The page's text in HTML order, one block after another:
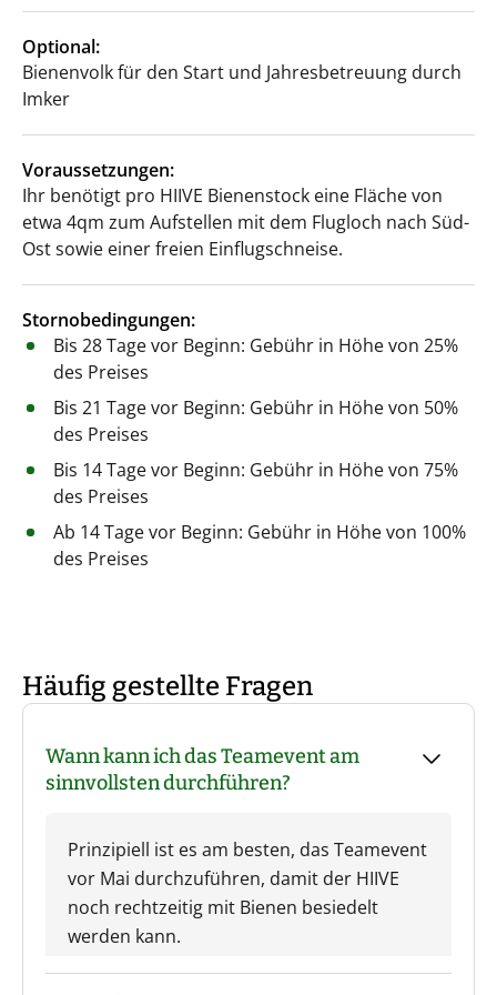
Optional:
Bienenvolk für den Start und Jahresbetreuung durch
Imker
Voraussetzungen:
Ihr benötigt pro HIIVE Bienenstock eine Fläche von
etwa 4qm zum Aufstellen mit dem Flugloch nach Süd-
Ost sowie einer freien Einflugschneise.
Stornobedingungen:
Bis 28 Tage vor Beginn: Gebühr in Höhe von 25%
des Preises
Bis 21 Tage vor Beginn: Gebühr in Höhe von 50%
des Preises
Bis 14 Tage vor Beginn: Gebühr in Höhe von 75%
des Preises
Ab 14 Tage vor Beginn: Gebühr in Höhe von 100%
des Preises
Häufig gestellte Fragen
Wann kann ich das Teamevent am
sinnvollsten durchführen?
Prinzipiell ist es am besten, das Teamevent
vor Mai durchzuführen, damit der HIIVE
noch rechtzeitig mit Bienen besiedelt
werden kann.